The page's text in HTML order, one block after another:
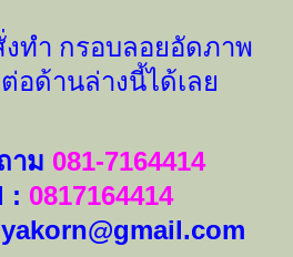
ทำ กรอบลอยอัดภาพ
อด้านล่างนี้ได้เลย
าม 081-7164414
: 0817164414